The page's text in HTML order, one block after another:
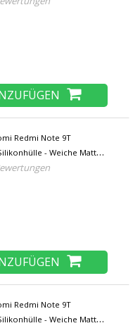
Redmi Note 9T
- Weiche Matte
Rot
Redmi Note 9T
- Weiche Matte